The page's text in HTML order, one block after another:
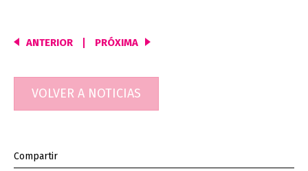
Navegación
entradas
ANTERIOR PRÓXIMA
VOLVER A NOTICIAS
Compartir